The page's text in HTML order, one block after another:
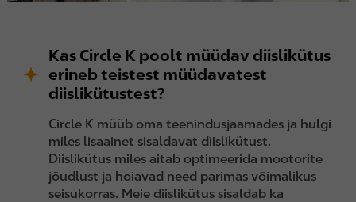
Kas Circle K poolt müüdav diislikütus
erineb teistest müüdavatest
diislikütustest?
Circle K müüb oma teenindusjaamades ja hulgi
miles lisaainet sisaldavat diislikütust.
Diislikütus miles aitab optimeerida mootorite
jõudlust ja hoiavad need parimas võimalikus
seisukorras. Meie diislikütus sisaldab ka